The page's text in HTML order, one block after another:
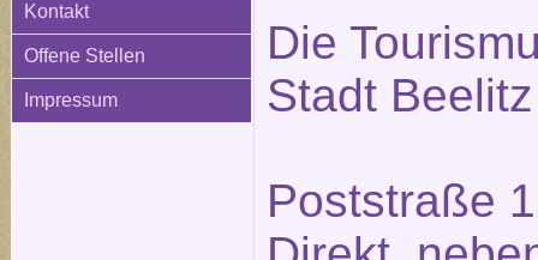
Kontakt
Offene Stellen
Impressum
Die
Stadt
Poststraße